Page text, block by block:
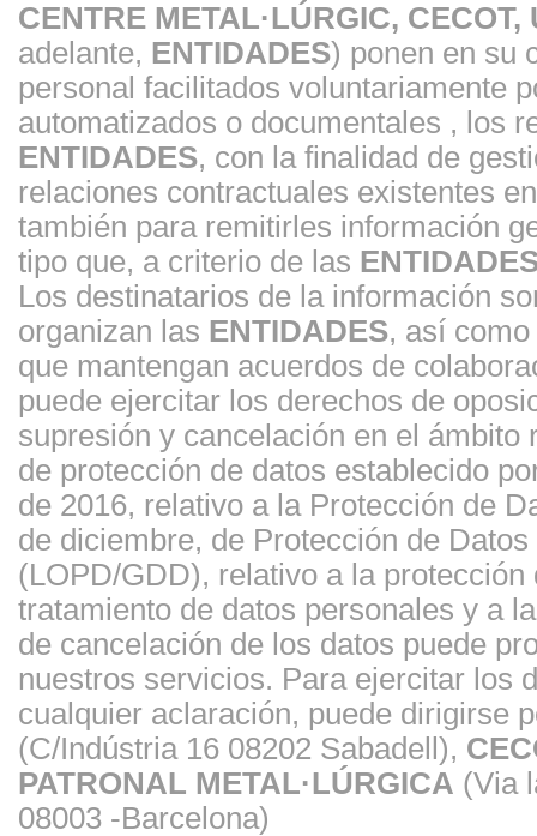
CENTRE METAL·LÚRGIC,
adelante, ENTIDADES) ponen en su
personal facilitados voluntariamente
automatizados o documentales , los
ENTIDADES, con la finalidad de
relaciones contractuales existentes
también para remitirles información
tipo que, a criterio de las
Los destinatarios de la información
organizan las ENTIDADES, así
que mantengan acuerdos de
puede ejercitar los derechos de
supresión y cancelación en el
de protección de datos establecido
de 2016, relativo a la Protección de
de diciembre, de Protección de
(LOPD/GDD), relativo a la
tratamiento de datos personales y a
de cancelación de los datos puede
nuestros servicios. Para ejercitar los
cualquier aclaración, puede dirigirse
(C/Indústria 16 08202 Sabadell),
PATRONAL METAL·LÚRGICA (Via
08003 -Barcelona)